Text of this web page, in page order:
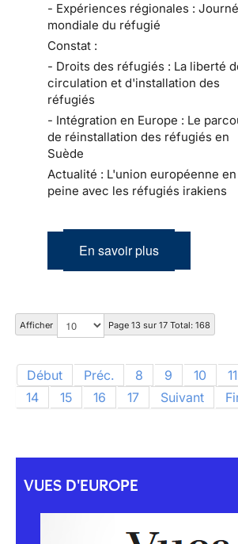
- Expériences régionales :
mondiale du réfugié
Constat :
- Droits des réfugiés : La liberté
circulation et d'installation des
réfugiés
- Intégration en Europe : Le
de réinstallation des réfugiés en
Suède
Actualité : L'union européenne en
peine avec les réfugiés irakiens
En savoir plus
Afficher Page 13 sur 17 Total: 168
Début Préc. 8 9 10 11
14
15 16 17 Suivant
VUES D'EUROPE